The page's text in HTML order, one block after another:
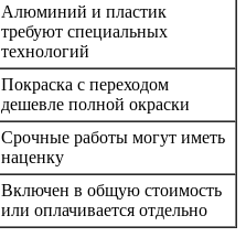
Алюминий и пластик
требуют специальных
технологий
Покраска с переходом
дешевле полной окраски
Срочные работы могут иметь
наценку
Включен в общую стоимость
или оплачивается отдельно